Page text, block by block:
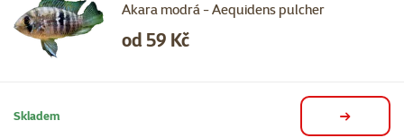
Akara modrá - Aequidens pulcher
Cena
od 59 Kč
Skladem detail